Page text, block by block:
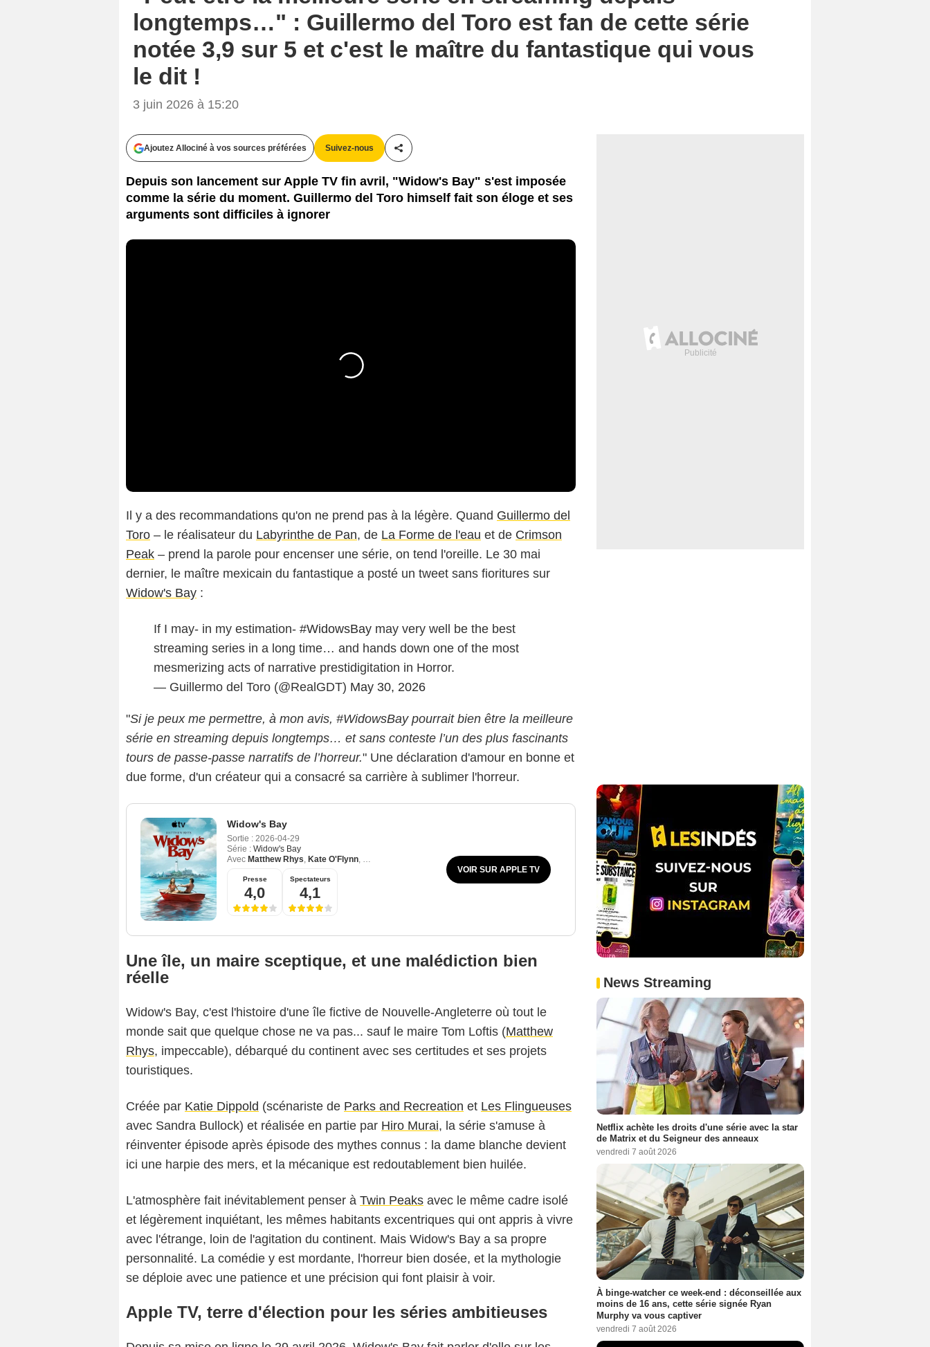
longtemps…" : Guillermo del Toro est fan de cette série
notée 3,9 sur 5 et c'est le maître du fantastique qui vous
le dit !
3 juin 2026 à 15:20
Ajoutez Allociné à vos sources préférées Suivez-nous
Partager cet article
Depuis son lancement sur Apple TV fin avril, "Widow's Bay" s'est imposée
comme la série du moment. Guillermo del Toro himself fait son éloge et ses
arguments sont difficiles à ignorer
Il y a des recommandations qu'on ne prend pas à la légère. Quand Guillermo del
Toro – le réalisateur du Labyrinthe de Pan, de La Forme de l'eau et de Crimson
Peak – prend la parole pour encenser une série, on tend l'oreille. Le 30 mai
dernier, le maître mexicain du fantastique a posté un tweet sans fioritures sur
Widow's Bay :
If I may- in my estimation- #WidowsBay may very well be the best
streaming series in a long time… and hands down one of the most
mesmerizing acts of narrative prestidigitation in Horror.
— Guillermo del Toro (@RealGDT) May 30, 2026
"Si je peux me permettre, à mon avis, #WidowsBay pourrait bien être la meilleure
série en streaming depuis longtemps… et sans conteste l’un des plus fascinants
tours de passe-passe narratifs de l’horreur." Une déclaration d'amour en bonne et
due forme, d'un créateur qui a consacré sa carrière à sublimer l'horreur.
Widow's Bay
Sortie : 2026-04-29
Série : Widow's Bay
Avec Matthew Rhys, Kate O'Flynn, Kevin Carroll
Presse
4,0
Spectateurs
4,1
VOIR SUR APPLE TV
Une île, un maire sceptique, et une malédiction bien
réelle
Widow's Bay, c'est l'histoire d'une île fictive de Nouvelle-Angleterre où tout le
monde sait que quelque chose ne va pas... sauf le maire Tom Loftis (Matthew
Rhys, impeccable), débarqué du continent avec ses certitudes et ses projets
touristiques.
Créée par Katie Dippold (scénariste de Parks and Recreation et Les Flingueuses
avec Sandra Bullock) et réalisée en partie par Hiro Murai, la série s'amuse à
réinventer épisode après épisode des mythes connus : la dame blanche devient
ici une harpie des mers, et la mécanique est redoutablement bien huilée.
L'atmosphère fait inévitablement penser à Twin Peaks avec le même cadre isolé
et légèrement inquiétant, les mêmes habitants excentriques qui ont appris à vivre
avec l'étrange, loin de l'agitation du continent. Mais Widow's Bay a sa propre
personnalité. La comédie y est mordante, l'horreur bien dosée, et la mythologie
se déploie avec une patience et une précision qui font plaisir à voir.
Apple TV, terre d'élection pour les séries ambitieuses
News Streaming
Netflix achète les droits d'une série avec la star
de Matrix et du Seigneur des anneaux
vendredi 7 août 2026
À binge-watcher ce week-end : déconseillée aux
moins de 16 ans, cette série signée Ryan
Murphy va vous captiver
vendredi 7 août 2026